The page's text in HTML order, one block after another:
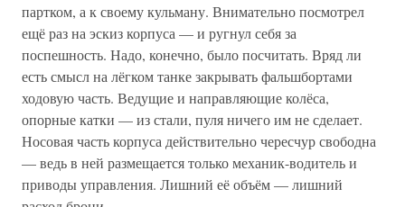
партком, а к своему кульману. Внимательно посмотрел
ещё раз на эскиз корпуса — и ругнул себя за
поспешность. Надо, конечно, было посчитать. Вряд ли
есть смысл на лёгком танке закрывать фальшбортами
ходовую часть. Ведущие и направляющие колёса,
опорные катки — из стали, пуля ничего им не сделает.
Носовая часть корпуса действительно чересчур свободна
— ведь в ней размещается только механик-водитель и
приводы управления. Лишний её объём — лишний